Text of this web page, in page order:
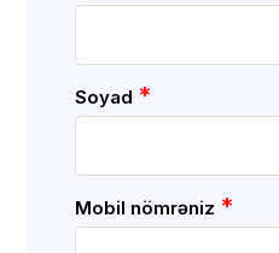
Soyad *
Mobil nömrəniz *